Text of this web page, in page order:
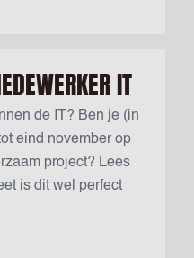
IT
de IT? Ben je (in
eind november op
project? Lees
is dit wel perfect